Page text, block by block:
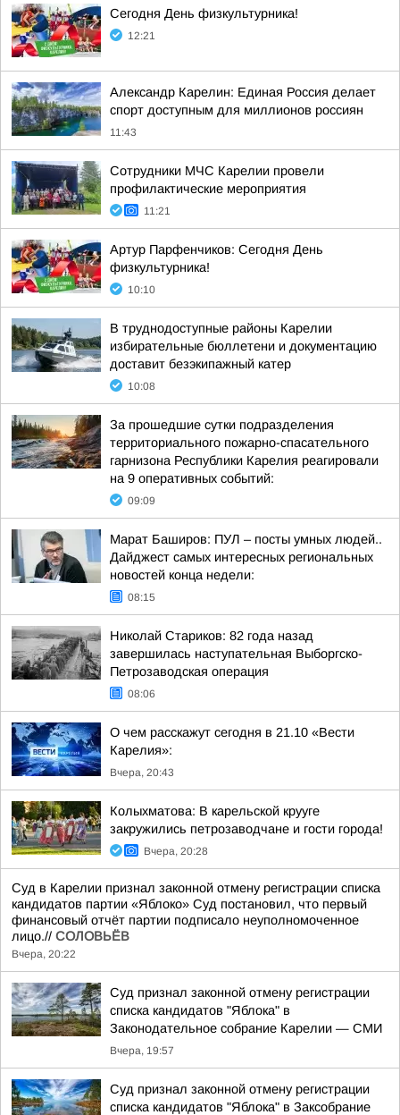
Сегодня День физкультурника!
12:21
Александр Карелин: Единая Россия делает
спорт доступным для миллионов россиян
11:43
Сотрудники МЧС Карелии провели
профилактические мероприятия
11:21
Артур Парфенчиков: Сегодня День
физкультурника!
10:10
В труднодоступные районы Карелии
избирательные бюллетени и документацию
доставит безэкипажный катер
10:08
За прошедшие сутки подразделения
территориального пожарно-спасательного
гарнизона Республики Карелия реагировали
на 9 оперативных событий:
09:09
Марат Баширов: ПУЛ – посты умных людей..
Дайджест самых интересных региональных
новостей конца недели:
08:15
Николай Стариков: 82 года назад
завершилась наступательная Выборгско-
Петрозаводская операция
08:06
О чем расскажут сегодня в 21.10 «Вести
Карелия»:
Вчера, 20:43
Колыхматова: В карельской крууге
закружились петрозаводчане и гости города!
Вчера, 20:28
Суд в Карелии признал законной отмену регистрации списка
кандидатов партии «Яблоко» Суд постановил, что первый
финансовый отчёт партии подписало неуполномоченное
лицо.// СОЛОВЬЁВ
Вчера, 20:22
Суд признал законной отмену регистрации
списка кандидатов "Яблока" в
Законодательное собрание Карелии — СМИ
Вчера, 19:57
Суд признал законной отмену регистрации
списка кандидатов "Яблока" в Заксобрание